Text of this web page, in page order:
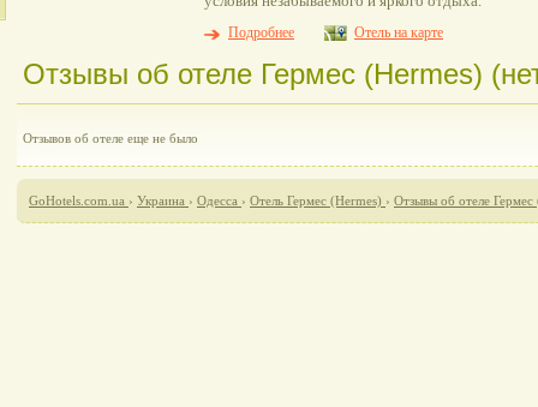
Подробнее
Отель на карте
Отзывы об отеле Гермес (Hermes)
Отзывов об отеле еще не было
GoHotels.com.ua › Украина › Одесса › Отель Гермес (Hermes) › Отзывы об отеле Гермес